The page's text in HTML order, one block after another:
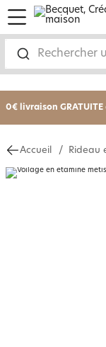
Rechercher
menu
-25% sur votre
0€ livraison GRATUITE
Accueil Rideau